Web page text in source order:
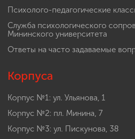
Психолого-педагогические
Служба психологического
Мининского университета
Ответы на часто задаваемые
Корпуса
Корпус №1: ул. Ульянова, 1
Корпус №2: пл. Минина, 7
Корпус №3: ул. Пискунова, 38